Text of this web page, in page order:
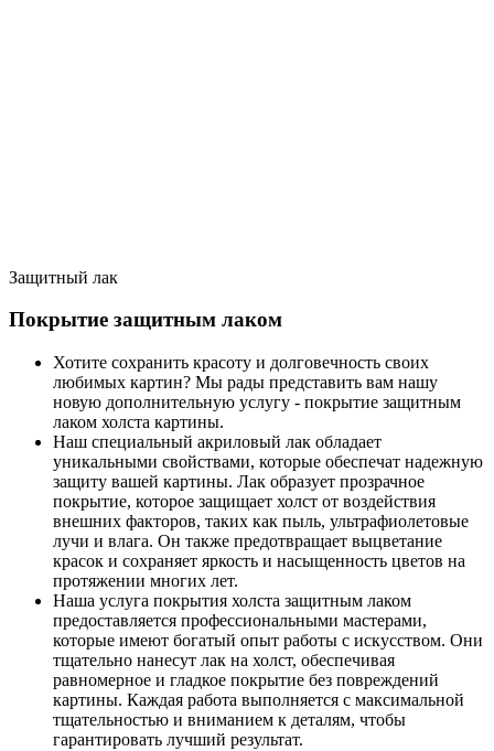
Защитный лак
Покрытие защитным лаком
Хотите сохранить красоту и долговечность своих
любимых картин? Мы рады представить вам нашу
новую дополнительную услугу - покрытие защитным
лаком холста картины.
Наш специальный акриловый лак обладает
уникальными свойствами, которые обеспечат надежную
защиту вашей картины. Лак образует прозрачное
покрытие, которое защищает холст от воздействия
внешних факторов, таких как пыль, ультрафиолетовые
лучи и влага. Он также предотвращает выцветание
красок и сохраняет яркость и насыщенность цветов на
протяжении многих лет.
Наша услуга покрытия холста защитным лаком
предоставляется профессиональными мастерами,
которые имеют богатый опыт работы с искусством. Они
тщательно нанесут лак на холст, обеспечивая
равномерное и гладкое покрытие без повреждений
картины. Каждая работа выполняется с максимальной
тщательностью и вниманием к деталям, чтобы
гарантировать лучший результат.